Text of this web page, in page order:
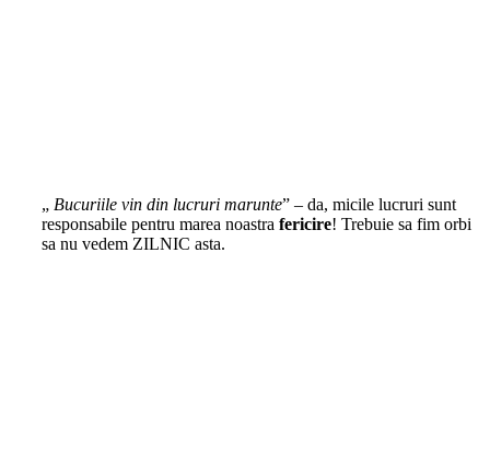
„ Bucuriile vin din lucruri marunte” – da, micile lucruri sunt
responsabile pentru marea noastra fericire! Trebuie sa fim orbi
sa nu vedem ZILNIC asta.